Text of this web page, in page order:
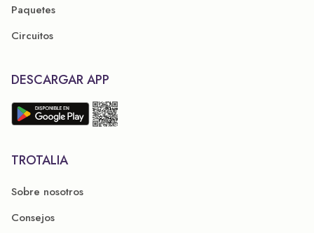
Paquetes
Circuitos
DESCARGAR APP
TROTALIA
Sobre nosotros
Consejos